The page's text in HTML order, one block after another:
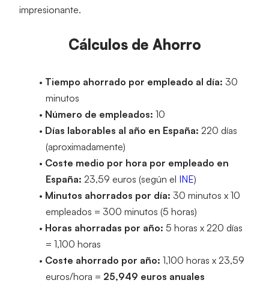
impresionante.
Cálculos de Ahorro
Tiempo ahorrado por empleado al día: 30
minutos
Número de empleados: 10
Días laborables al año en España: 220 días
(aproximadamente)
Coste medio por hora por empleado en
España: 23,59 euros (según el INE)
Minutos ahorrados por día: 30 minutos x 10
empleados = 300 minutos (5 horas)
Horas ahorradas por año: 5 horas x 220 días
= 1,100 horas
Coste ahorrado por año: 1,100 horas x 23,59
euros/hora = 25,949 euros anuales